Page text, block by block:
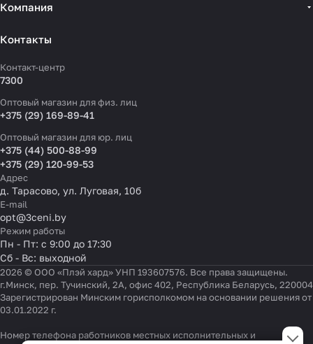
Компания
Контакты
Контакт-центр
7300
Оптовый магазин для физ. лиц
+375 (29) 169-89-41
Оптовый магазин для юр. лиц
+375 (44) 500-88-99
+375 (29) 120-99-53
Адрес
д. Тарасово, ул. Луговая, 10б
E-mail
opt@3ceni.by
Режим работы
Пн - Пт: с 9:00 до 17:30
Сб - Вс: выходной
2026 © ООО «Плэй хард» УНП 193607576. Все права защищены.
г.Минск, пер. Тучинский, 2А, офис 402, Республика Беларусь, 220004
Зарегистрирован Минским горисполкомом на основании решения от
03.01.2022 г.
Номер телефона работников местных исполнительных и